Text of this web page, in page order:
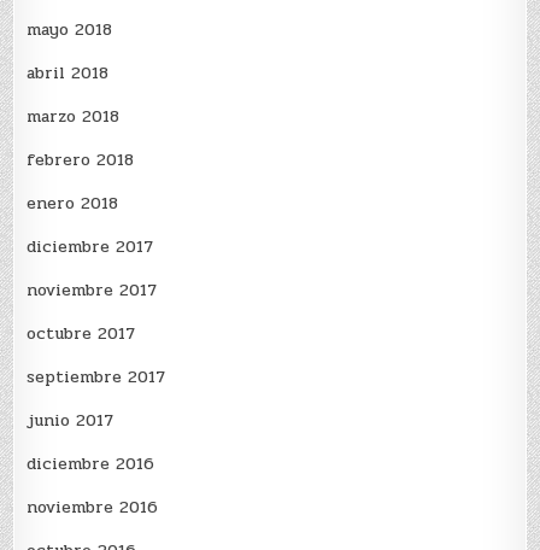
mayo 2018
abril 2018
marzo 2018
febrero 2018
enero 2018
diciembre 2017
noviembre 2017
octubre 2017
septiembre 2017
junio 2017
diciembre 2016
noviembre 2016